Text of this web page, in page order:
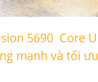
5690 Core
mạnh và tối